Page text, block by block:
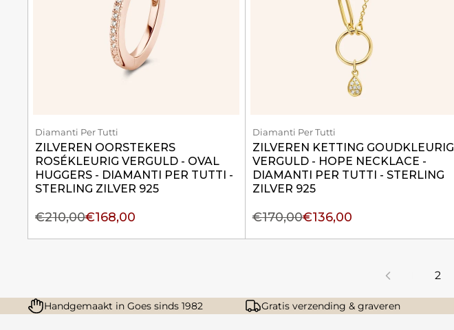
Diamanti Per Tutti
ZILVEREN OORSTEKERS
ROSÉKLEURIG VERGULD - OVAL
HUGGERS - DIAMANTI PER TUTTI -
STERLING ZILVER 925
€168,00
€210,00
Diamanti Per Tutti
ZILVEREN KETTING GOUDKLEURIG
VERGULD - HOPE NECKLACE -
DIAMANTI PER TUTTI - STERLING
ZILVER 925
€136,00
€170,00
2
Handgemaakt in Goes sinds 1982 Gratis verzending & graveren